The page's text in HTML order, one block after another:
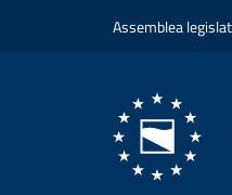
Vai al contenuto
Vai alla navigazione
Assemblea